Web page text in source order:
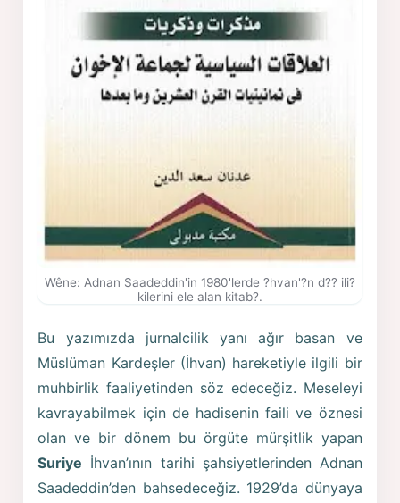
Wêne: Adnan Saadeddin'in 1980'lerde ?hvan'?n d?? ili?
kilerini ele alan kitab?.
Bu yazımızda jurnalcilik yanı ağır basan ve
Müslüman Kardeşler (İhvan) hareketiyle ilgili bir
muhbirlik faaliyetinden söz edeceğiz. Meseleyi
kavrayabilmek için de hadisenin faili ve öznesi
olan ve bir dönem bu örgüte mürşitlik yapan
Suriye İhvan’ının tarihi şahsiyetlerinden Adnan
Saadeddin’den bahsedeceğiz. 1929’da dünyaya